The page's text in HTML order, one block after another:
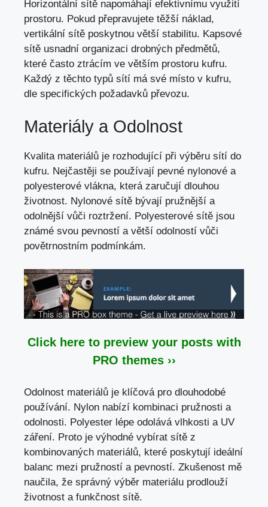
Horizontální sítě napomáhají efektivnímu využití
prostoru. Pokud přepravujete těžší náklad,
vertikální sítě poskytnou větší stabilitu. Kapsové
sítě usnadní organizaci drobných předmětů,
které často ztrácím ve větším prostoru kufru.
Každý z těchto typů sítí má své místo v kufru,
dle specifických požadavků převozu.
Materiály a Odolnost
Kvalita materiálů je rozhodující při výběru sítí do
kufru. Nejčastěji se používají pevné nylonové a
polyesterové vlákna, která zaručují dlouhou
životnost. Nylonové sítě bývají pružnější a
odolnější vůči roztržení. Polyesterové sítě jsou
známé svou pevností a větší odolností vůči
povětrnostním podmínkám.
Click here to preview your posts with
PRO themes ››
Odolnost materiálů je klíčová pro dlouhodobé
používání. Nylon nabízí kombinaci pružnosti a
odolnosti. Polyester lépe odolává vlhkosti a UV
záření. Proto je výhodné vybírat sítě z
kombinovaných materiálů, které poskytují ideální
balanc mezi pružností a pevností. Zkušenost mě
naučila, že správný výběr materiálu prodlouží
životnost a funkčnost sítě.